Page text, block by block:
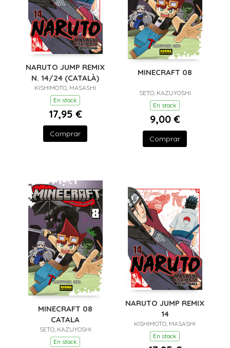
NARUTO JUMP REMIX
N. 14/24 (CATALÀ)
KISHIMOTO, MASASHI
En stock
17,95 €
Comprar
MINECRAFT 08
SETO, KAZUYOSHI
En stock
9,00 €
Comprar
MINECRAFT 08
CATALA
SETO, KAZUYOSHI
En stock
NARUTO JUMP REMIX
14
KISHIMOTO, MASASHI
En stock